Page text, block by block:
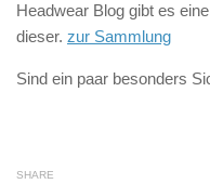
Headwear Blog gibt es
dieser. zur Sammlung
Sind ein paar besonders
SHARE